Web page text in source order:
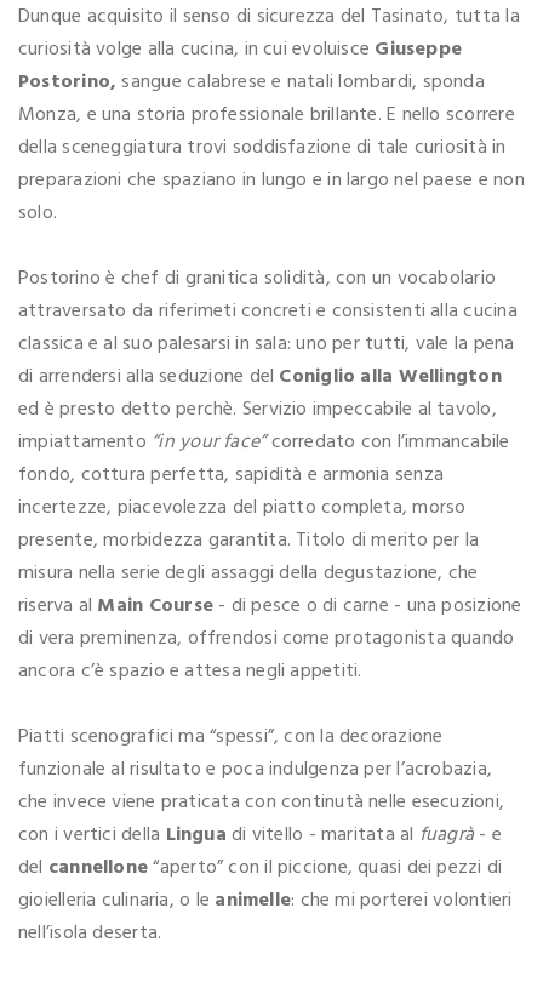
Dunque acquisito il senso di sicurezza del Tasinato, tutta la
curiosità volge alla cucina, in cui evoluisce Giuseppe
Postorino,sangue calabrese e natali lombardi, sponda
Monza, e una storia professionale brillante. E nello scorrere
della sceneggiatura trovi soddisfazione di tale curiosità in
preparazioni che spaziano in lungo e in largo nel paese e non
solo.
Postorino è chef di granitica solidità, con un vocabolario
attraversato da riferimeti concreti e consistenti alla cucina
classica e al suo palesarsi in sala: uno per tutti, vale la pena
di arrendersi alla seduzione del Coniglio alla Wellington
ed è presto detto perchè. Servizio impeccabile al tavolo,
impiattamento “in your face”corredato con l’immancabile
fondo, cottura perfetta, sapidità e armonia senza
incertezze, piacevolezza del piatto completa, morso
presente, morbidezza garantita. Titolo di merito per la
misura nella serie degli assaggi della degustazione, che
riserva al Main Course- di pesce o di carne - una posizione
di vera preminenza, offrendosi come protagonista quando
ancora c’è spazio e attesa negli appetiti.
Piatti scenografici ma “spessi”, con la decorazione
funzionale al risultato e poca indulgenza per l’acrobazia,
che invece viene praticata con continutà nelle esecuzioni,
con i vertici della Linguadi vitello - maritata al fuagrà- e
del cannellone“aperto” con il piccione, quasi dei pezzi di
gioielleria culinaria, o le animelle: che mi porterei volontieri
nell’isola deserta.